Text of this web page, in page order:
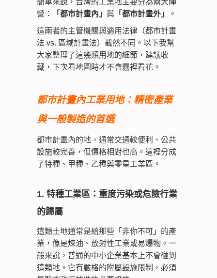
簡單來說，台灣的工業地主要分為兩大陣
營：
「都市計畫內」 與 「都市計畫外」 。
這兩者的主管機關與適用法律（都市計畫
法 vs. 區域計畫法）截然不同。以下我幫
大家整理了這幾類用地的細節，建議收
藏，下次看地圖時才不會霧裡看花。
都市計畫內工業用地：精密產業
與一般製造的首選
都市計畫內的地，通常交通較便利、公共
設施較完善，但價格相對也高。這裡分成
了特種、甲種、乙種與零星工業區。
1. 特種工業區：重度污染或危險行業
的歸屬
這類土地通常是給那些「非你不可」的產
業，像是煉油、放射性工業或易爆物。一
般來說，普通的中小企業基本上不會碰到
這類地。它有嚴格的附屬設施限制，必須